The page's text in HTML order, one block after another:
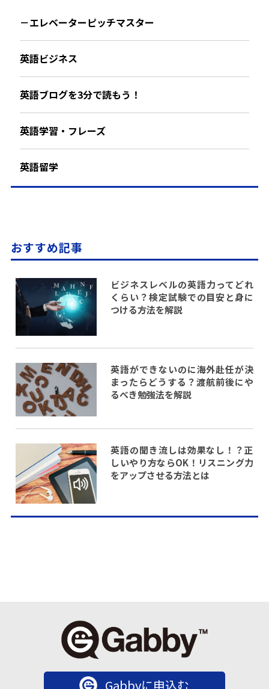
－エレベーターピッチマスター
英語ビジネス
英語ブログを3分で読もう！
英語学習・フレーズ
英語留学
おすすめ記事
ビジネスレベルの英語力ってどれ
くらい？検定試験での目安と身に
つける方法を解説
英語ができないのに海外赴任が決
まったらどうする？渡航前後にや
るべき勉強法を解説
英語の聞き流しは効果なし！？正
しいやり方ならOK！リスニング力
をアップさせる方法とは
Gabbyに申込む